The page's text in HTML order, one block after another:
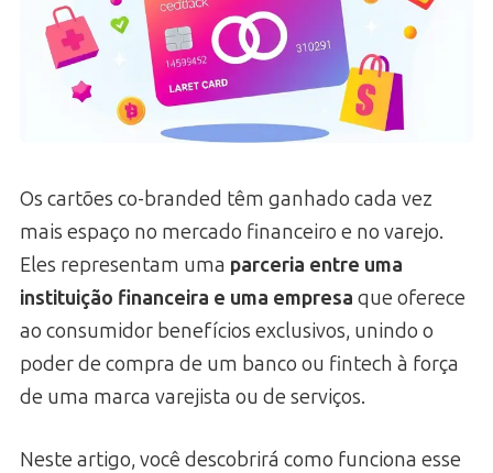
Os cartões co-branded têm ganhado cada vez
mais espaço no mercado financeiro e no varejo.
Eles representam uma parceria entre uma
instituição financeira e uma empresa que oferece
ao consumidor benefícios exclusivos, unindo o
poder de compra de um banco ou fintech à força
de uma marca varejista ou de serviços.
Neste artigo, você descobrirá como funciona esse